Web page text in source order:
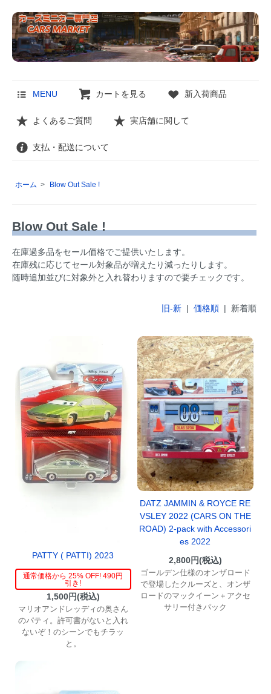
MENU カートを見る 新入荷商品
よくあるご質問 実店舗に関して
支払・配送について
ホーム > Blow Out Sale !
Blow Out Sale !
在庫過多品をセール価格でご提供いたします。
在庫残に応じてセール対象品が増えたり減ったりします。
随時追加並びに対象外と入れ替わりますので要チェックです。
旧-新| 価格順| 新着順
PATTY ( PATTI) 2023
通常価格から 25% OFF! 490円
引き!
1,500円(税込)
マリオアンドレッディの奥さん
のパティ。許可書がないと入れ
ないぞ！のシーンでもチラッ
と。
DATZ JAMMIN & ROYCE RE
VSLEY 2022 (CARS ON THE
ROAD) 2-pack with Accessori
es 2022
2,800円(税込)
ゴールデン仕様のオンザロード
で登場したクルーズと、オンザ
ロードのマックイーン＋アクセ
サリー付きパック